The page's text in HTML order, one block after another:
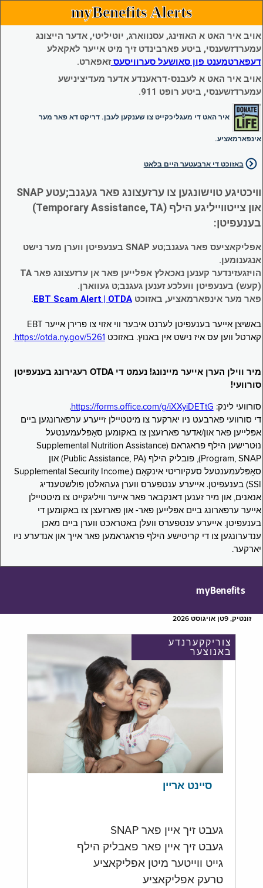
myBenefits Alerts
אויב איר האט א האוזינג, עסנווארג, יוטיליטי, אדער הייצונג
עמערדזשענסי, ביטע פארבינדט זיך מיט אייער לאקאלע
דעפארטמענט פון סאושעל סערוויסעסזאפארט.
אויב איר האט א לעבנס-דראענדע אדער מעדיצינישע
עמערדזשענסי, ביטע רופט 911.
איר האט די מעגליכקייט צו שענקען לעבן. דריקט דא פאר מער
אינפארמאציע.
באזוכט די ארבעטער היים בלאט
וויכטיגע טוישונגען צו ערזעצונג פאר געגנב;עטע SNAP
און צייטווייליגע הילף (Temporary Assistance, TA)
בענעפיטן:
אפליקאציעס פאר געגנב;טע SNAP בענעפיטן ווערן מער נישט
אנגענומען.
הויזגעזינדער קענען נאכאלץ אפּלייען פאר אן ערזעצונג פאר TA
(קעש) בענעפיטן וועלכע זענען געגנב;ט געווארן.
פאר מער אינפארמאציע, באזוכטEBT Scam Alert | OTDA
.
באשיצן אייער בענעפיטן לערנט איבער ווי אזוי צו פרירן אייער EBT
קארטל ווען עס איז נישט אין באנוץ. באזוכט https://otda.ny.gov/5261
.
מיר ווילן הערן אייער מיינונג! נעמט די OTDA רעגירונג בענעפיטן
סורוועי!
סורוועי לינק: https://forms.office.com/g/iXXyiDETtG
.
די סורוועי פארבעט ניו יארקער צו מיטטיילן זייערע ערפארונגען ביים
אפּלייען פאר און/אדער פארזעצן צו באקומען סאָפּלעמענטעל
נוּטרישען הילף פראגראם (Supplemental Nutrition Assistance
Program, SNAP), פובליק הילף (Public Assistance, PA) און
סאָפּלעמענטעל סעקיוריטי אינקאָם (Supplemental Security Income,
SSI) בענעפיטן. אייערע ענטפערס ווערן געהאלטן פולשטענדיג
אנאנים, און מיר זענען דאנקבאר פאר אייער וויליגקייט צו מיטטיילן
אייער ערפארונג ביים אפּלייען פאר- און פארזעצן צו באקומען די
בענעפיטן. אייערע ענטפערס וועלן באטראכט ווערן ביים מאכן
ענדערונגען צו די קריטישע הילף פראגראמען פאר אייך און אנדערע ניו
יארקער.
myBenefits
זונטיק, 9טן אויגוסט 2026
צוריקקערנדע
באנוצער
סיינט אריין
געבט זיך איין פאר SNAP
געבט זיך איין פאר פאבליק הילף
גייט ווייטער מיטן אפליקאציע
טרעק אפליקאציע